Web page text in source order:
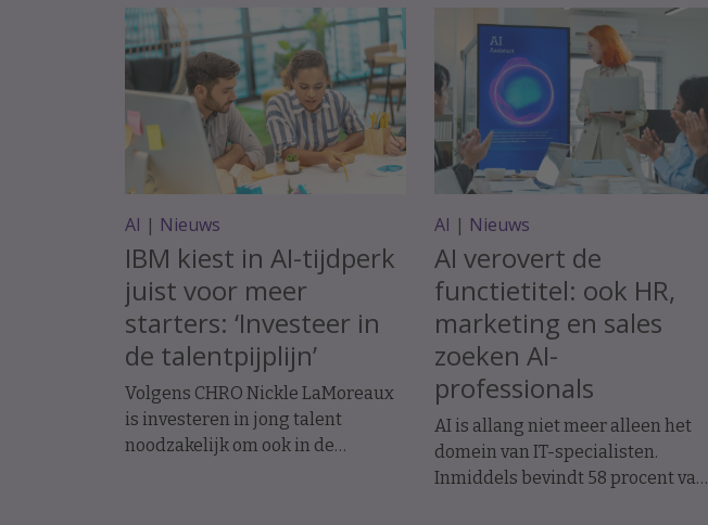
AI | Nieuws
IBM kiest in AI-tijdperk
juist voor meer
starters: ‘Investeer in
de talentpijplijn’
Volgens CHRO Nickle LaMoreaux
is investeren in jong talent
noodzakelijk om ook in de
AI | Nieuws
AI verovert de
functietitel: ook HR,
marketing en sales
zoeken AI-
professionals
AI is allang niet meer alleen het
domein van IT-specialisten.
Inmiddels bevindt 58 procent van